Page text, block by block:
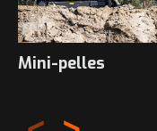
Mini-pelles